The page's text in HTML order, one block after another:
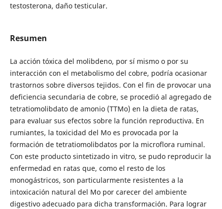
testosterona, daño testicular.
Resumen
La acción tóxica del molibdeno, por sí mismo o por su
interacción con el metabolismo del cobre, podría ocasionar
trastornos sobre diversos tejidos. Con el fin de provocar una
deficiencia secundaria de cobre, se procedió al agregado de
tetratiomolibdato de amonio (TTMo) en la dieta de ratas,
para evaluar sus efectos sobre la función reproductiva. En
rumiantes, la toxicidad del Mo es provocada por la
formación de tetratiomolibdatos por la microflora ruminal.
Con este producto sintetizado in vitro, se pudo reproducir la
enfermedad en ratas que, como el resto de los
monogástricos, son particularmente resistentes a la
intoxicación natural del Mo por carecer del ambiente
digestivo adecuado para dicha transformación. Para lograr